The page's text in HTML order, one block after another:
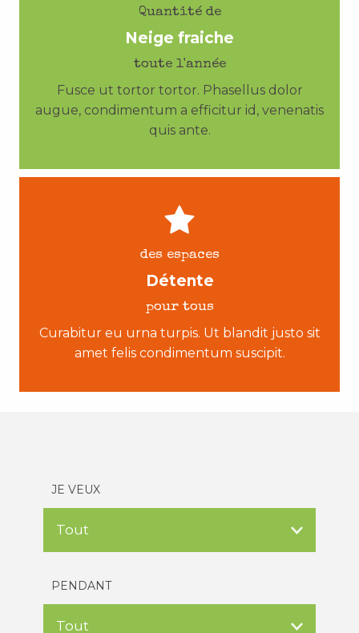
Quantité de
Neige fraiche
toute l'année
Fusce ut tortor tortor. Phasellus dolor
augue, condimentum a efficitur id, venenatis
quis ante.
des espaces
Détente
pour tous
Curabitur eu urna turpis. Ut blandit justo sit
amet felis condimentum suscipit.
JE VEUX
PENDANT